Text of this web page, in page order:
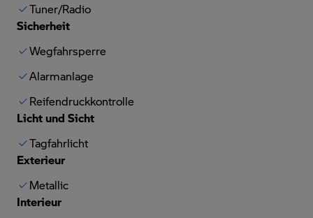
Tuner/Radio
Sicherheit
Wegfahrsperre
Alarmanlage
Reifendruckkontrolle
Licht und Sicht
Tagfahrlicht
Exterieur
Metallic
Interieur